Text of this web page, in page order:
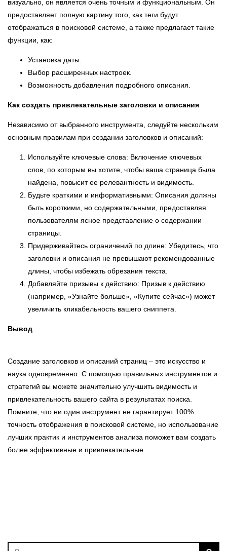
визуально, он является очень точным и функциональным. Он
предоставляет полную картину того, как теги будут
отображаться в поисковой системе, а также предлагает такие
функции, как:
Установка даты.
Выбор расширенных настроек.
Возможность добавления подробного описания.
Как создать привлекательные заголовки и описания
Независимо от выбранного инструмента, следуйте нескольким
основным правилам при создании заголовков и описаний:
Используйте ключевые слова: Включение ключевых
слов, по которым вы хотите, чтобы ваша страница была
найдена, повысит ее релевантность и видимость.
Будьте краткими и информативными: Описания должны
быть короткими, но содержательными, предоставляя
пользователям ясное представление о содержании
страницы.
Придерживайтесь ограничений по длине: Убедитесь, что
заголовки и описания не превышают рекомендованные
длины, чтобы избежать обрезания текста.
Добавляйте призывы к действию: Призыв к действию
(например, «Узнайте больше», «Купите сейчас») может
увеличить кликабельность вашего сниппета.
Вывод
Создание заголовков и описаний страниц – это искусство и
наука одновременно. С помощью правильных инструментов и
стратегий вы можете значительно улучшить видимость и
привлекательность вашего сайта в результатах поиска.
Помните, что ни один инструмент не гарантирует 100%
точность отображения в поисковой системе, но использование
лучших практик и инструментов анализа поможет вам создать
более эффективные и привлекательные